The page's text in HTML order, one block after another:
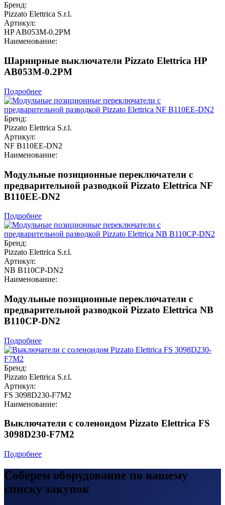
Бренд:
Pizzato Elettrica S.r.l.
Артикул:
HP AB053M-0.2PM
Наименование:
Шарнирные выключатели Pizzato Elettrica HP
AB053M-0.2PM
Подробнее
Бренд:
Pizzato Elettrica S.r.l.
Артикул:
NF B110EE-DN2
Наименование:
Модульные позиционные переключатели с
предварительной разводкой Pizzato Elettrica NF
B110EE-DN2
Подробнее
Бренд:
Pizzato Elettrica S.r.l.
Артикул:
NB B110CP-DN2
Наименование:
Модульные позиционные переключатели с
предварительной разводкой Pizzato Elettrica NB
B110CP-DN2
Подробнее
Бренд:
Pizzato Elettrica S.r.l.
Артикул:
FS 3098D230-F7M2
Наименование:
Выключатели с соленоидом Pizzato Elettrica FS
3098D230-F7M2
Подробнее
Соберем оборудование по вашему
списку закупок